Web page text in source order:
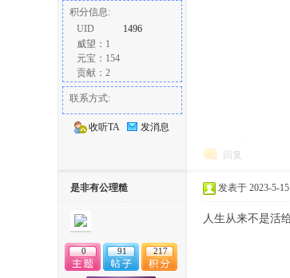
积分信息:
UID
1496
威望：1
元宝：154
贡献：2
联系方式:
收听TA 发消息
回复
是非有公理糙
0 91 217
发表于 2023-5-
人生从来不是活